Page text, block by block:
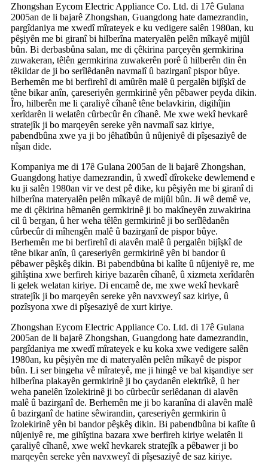
Zhongshan Eycom Electric Appliance Co. Ltd. di 17ê Gulana
2005an de li bajarê Zhongshan, Guangdong hate damezrandin,
pargîdaniya me xwedî mîrateyek e ku vedigere salên 1980an, ku
pêşiyên me bi giranî bi hilberîna materyalên pelên mîkayê mijûl
bûn. Bi derbasbûna salan, me di çêkirina parçeyên germkirina
zuwakeran, têlên germkirina zuwakerên porê û hilberên din ên
têkildar de ji bo serîlêdanên navmalî û bazirganî pispor bûye.
Berhemên me bi berfirehî di amûrên malê û pergalên bijîşkî de
têne bikar anîn, çareseriyên germkirinê yên pêbawer peyda dikin.
Îro, hilberên me li çaraliyê cîhanê têne belavkirin, digihîjin
xerîdarên li welatên cûrbecûr ên cîhanê. Me xwe wekî hevkarê
stratejîk ji bo marqeyên sereke yên navmalî saz kiriye,
pabendbûna xwe ya ji bo jêhatîbûn û nûjeniyê di pîşesaziyê de
nîşan dide.
Kompaniya me di 17ê Gulana 2005an de li bajarê Zhongshan,
Guangdong hatiye damezrandin, û xwedî dîrokeke dewlemend e
ku ji salên 1980an vir ve dest pê dike, ku pêşiyên me bi giranî di
hilberîna materyalên pelên mîkayê de mijûl bûn. Ji wê demê ve,
me di çêkirina hêmanên germkirinê ji bo makîneyên zuwakirina
cil û bergan, û her weha têlên germkirinê ji bo serîlêdanên
cûrbecûr di mîhengên malê û bazirganî de pispor bûye.
Berhemên me bi berfirehî di alavên malê û pergalên bijîşkî de
têne bikar anîn, û çareseriyên germkirinê yên bi bandor û
pêbawer pêşkêş dikin. Bi pabendbûna bi kalîte û nûjeniyê re, me
gihîştina xwe berfireh kiriye bazarên cîhanê, û xizmeta xerîdarên
li gelek welatan kiriye. Di encamê de, me xwe wekî hevkarê
stratejîk ji bo marqeyên sereke yên navxweyî saz kiriye, û
pozîsyona xwe di pîşesaziyê de xurt kiriye.
Zhongshan Eycom Electric Appliance Co. Ltd. di 17ê Gulana
2005an de li bajarê Zhongshan, Guangdong hate damezrandin,
pargîdaniya me xwedî mîrateyek e ku koka xwe vedigere salên
1980an, ku pêşiyên me di materyalên pelên mîkayê de pispor
bûn. Li ser bingeha vê mîrateyê, me ji hingê ve bal kişandiye ser
hilberîna plakayên germkirinê ji bo çaydanên elektrîkê, û her
weha panelên îzolekirinê ji bo cûrbecûr serlêdanan di alavên
malê û bazirganî de. Berhemên me ji bo karanîna di alavên malê
û bazirganî de hatine sêwirandin, çareseriyên germkirin û
îzolekirinê yên bi bandor pêşkêş dikin. Bi pabendbûna bi kalîte û
nûjeniyê re, me gihîştina bazara xwe berfireh kiriye welatên li
çaraliyê cîhanê, xwe wekî hevkarek stratejîk a pêbawer ji bo
marqeyên sereke yên navxweyî di pîşesaziyê de saz kiriye.